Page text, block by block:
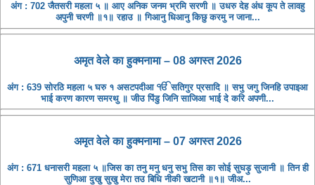
अंग : 702 जैतसरी महला ५ ॥ आए अनिक जनम भ्रमि सरणी ॥ उधरु देह अंध कूप ते लावहु
अपुनी चरणी ॥१॥ रहाउ ॥ गिआनु धिआनु किछु करमु न जाना...
अमृत ​​वेले का हुक्मनामा – 08 अगस्त 2026
अंग : 639 सोरठि महला ५ घरु १ असटपदीआ ੴ सतिगुर प्रसादि ॥ सभु जगु जिनहि उपाइआ
भाई करण कारण समरथु ॥ जीउ पिंडु जिनि साजिआ भाई दे करि अपणी...
अमृत ​​वेले का हुक्मनामा – 07 अगस्त 2026
अंग : 671 धनासरी महला ५ ॥जिस का तनु मनु धनु सभु तिस का सोई सुघड़ु सुजानी ॥ तिन ही
सुणिआ दुखु सुखु मेरा तउ बिधि नीकी खटानी ॥१॥ जीअ...